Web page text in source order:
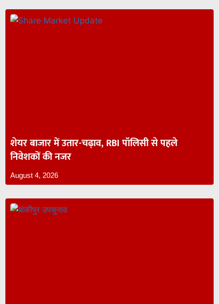
शेयर बाजार में उतार-चढ़ाव, RBI पॉलिसी से पहले
निवेशकों की नजर
August 4, 2026